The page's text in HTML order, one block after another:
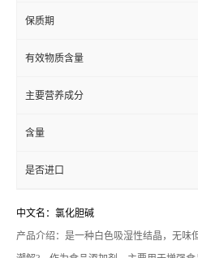
保质期
有效物质含量
主要营养成分
含量
是否进口
中文名：氯化胆碱
产品介绍：是一种白色吸湿性结晶，无味